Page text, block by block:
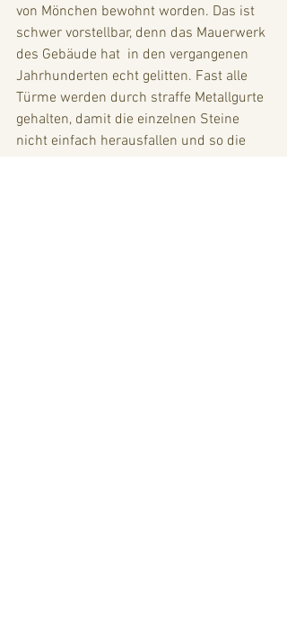
von Mönchen bewohnt worden. Das ist
schwer vorstellbar, denn das Mauerwerk
des Gebäude hat  in den vergangenen
Jahrhunderten echt gelitten. Fast alle
Türme werden durch straffe Metallgurte
gehalten, damit die einzelnen Steine
nicht einfach herausfallen und so die